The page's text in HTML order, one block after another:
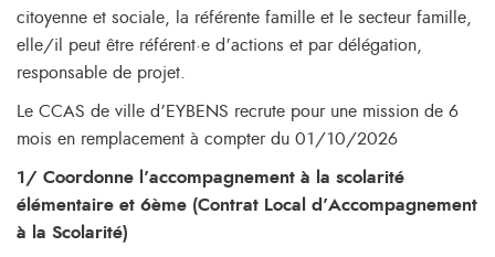
citoyenne et sociale, la référente famille et le secteur famille,
elle/il peut être référent·e d’actions et par délégation,
responsable de projet.
Le CCAS de ville d’EYBENS recrute pour une mission de 6
mois en remplacement à compter du 01/10/2026
1/ Coordonne l’accompagnement à la scolarité
élémentaire et 6ème (Contrat Local d’Accompagnement
à la Scolarité)